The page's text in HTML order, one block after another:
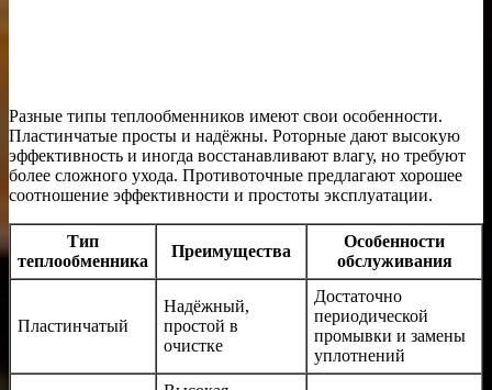
Разные типы теплообменников имеют свои особенности.
Пластинчатые просты и надёжны. Роторные дают высокую
эффективность и иногда восстанавливают влагу, но требуют
более сложного ухода. Противоточные предлагают хорошее
соотношение эффективности и простоты эксплуатации.
Тип
теплообменника
Преимущества
Особенности
обслуживания
Пластинчатый
Надёжный,
простой в
очистке
Достаточно
периодической
промывки и замены
уплотнений